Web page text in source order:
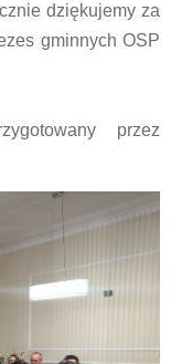
dziękujemy za
gminnych OSP
przez